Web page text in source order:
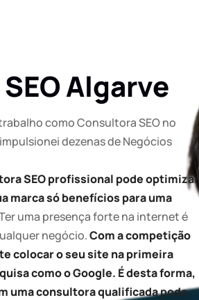
Algarve
como Consultora SEO no
dezenas de Negócios
SEO profissional pode optimizar
marca só benefícios para uma
uma presença forte na internet é
negócio.Com a competição
colocar o seu site na primeira
como o Google. É desta forma,
uma consultora qualificada pode